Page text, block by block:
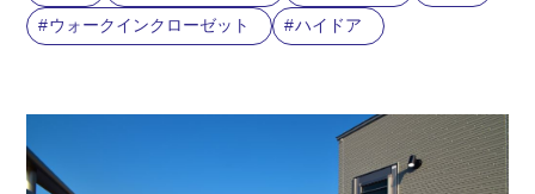
ウォークインクローゼット
ハイドア